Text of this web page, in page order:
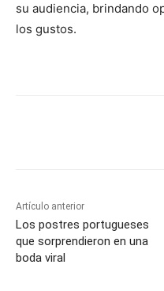
su audiencia, brindando
los gustos.
Artículo anterior
Los postres portugueses
que sorprendieron en una
boda viral